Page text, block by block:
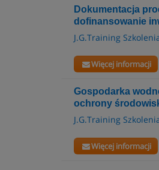
Dokumentacja
dofinansowanie
J.G.Training
Więcej informacji
Gospodarka
ochrony
J.G.Training
Więcej informacji